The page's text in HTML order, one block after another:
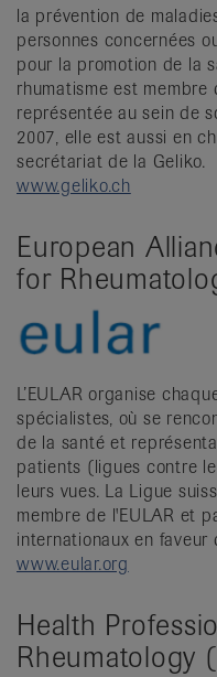
la prévention de
personnes concernées
pour la promotion de la
rhumatisme est
représentée au sein de
2007, elle est aussi en
secrétariat de la Geliko.
www.geliko.ch
European
for
L’EULAR organise
spécialistes, où se
de la santé et
patients (ligues contre
leurs vues. La Ligue
membre de l'EULAR et
internationaux en faveur
www.eular.org
Health
Rheumatology